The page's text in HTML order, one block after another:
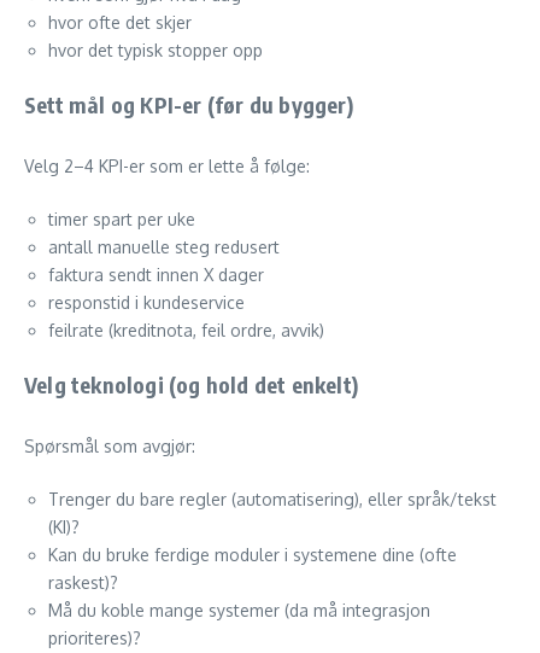
hvor ofte det skjer
hvor det typisk stopper opp
Sett mål og KPI-er (før du bygger)
Velg 2–4 KPI-er som er lette å følge:
timer spart per uke
antall manuelle steg redusert
faktura sendt innen X dager
responstid i kundeservice
feilrate (kreditnota, feil ordre, avvik)
Velg teknologi (og hold det enkelt)
Spørsmål som avgjør:
Trenger du bare regler (automatisering), eller språk/tekst
(KI)?
Kan du bruke ferdige moduler i systemene dine (ofte
raskest)?
Må du koble mange systemer (da må integrasjon
prioriteres)?